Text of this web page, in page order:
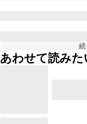
あわせて読みた